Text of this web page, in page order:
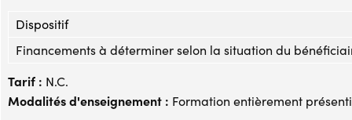
Dispositif
Financements à déterminer selon la situation du
Tarif : N.C.
Modalités d'enseignement : Formation entièrement